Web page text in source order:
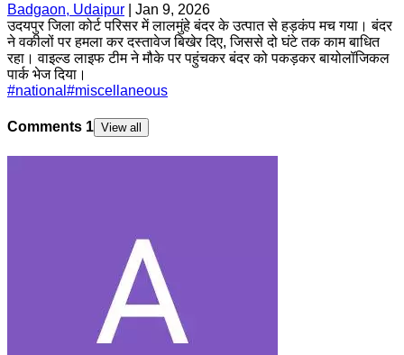
Badgaon, Udaipur
Jan 9, 2026
उदयपुर जिला कोर्ट परिसर में लालमुंहे बंदर के उत्पात से हड़कंप मच गया। बंदर
ने वकीलों पर हमला कर दस्तावेज बिखेर दिए, जिससे दो घंटे तक काम बाधित
रहा। वाइल्ड लाइफ टीम ने मौके पर पहुंचकर बंदर को पकड़कर बायोलॉजिकल
पार्क भेज दिया।
#national #miscellaneous
Comments 1 View all